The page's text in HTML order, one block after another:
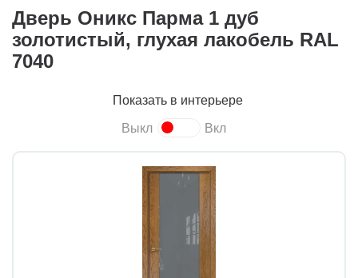
Дверь Оникс Парма 1 дуб
золотистый, глухая лакобель RAL
7040
Показать в интерьере
Выкл Вкл